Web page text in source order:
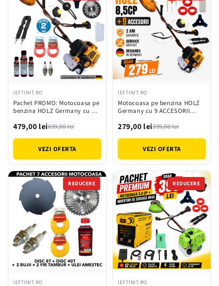
IEFTINIT.RO
Pachet PROMO: Motocoasa pe
benzina HOLZ Germany cu 14
10000 RONm 58cc
479,00 lei699,00 lei
VEZI OFERTA
IEFTINIT.RO
Motocoasa pe benzina HOLZ
Germany cu 9 ACCESORII
58cc
279,00 lei399,00 lei
VEZI OFERTA
REDUCERE
IEFTINIT.RO
REDUCERE
IEFTINIT.RO